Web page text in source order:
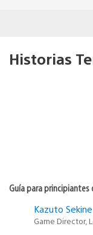
Historias
Guía para principiantes
Kazuto Sekine
Game Director,